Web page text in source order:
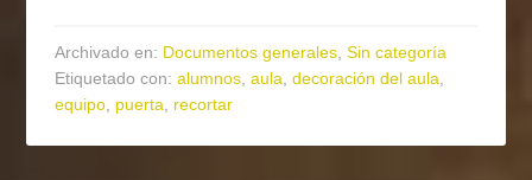
Archivado en: Documentos generales,Sin categoría
Etiquetado con:alumnos,aula,decoración del aula,
equipo, puerta, recortar